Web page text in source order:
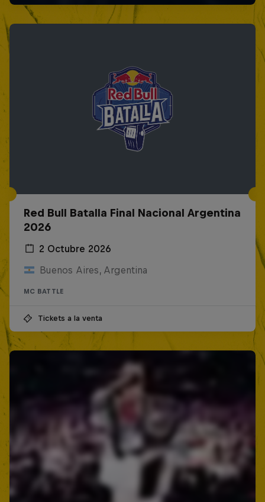
Red Bull Batalla Final Nacional Argentina
2026
2 Octubre 2026
Buenos Aires, Argentina
MC BATTLE
Tickets a la venta